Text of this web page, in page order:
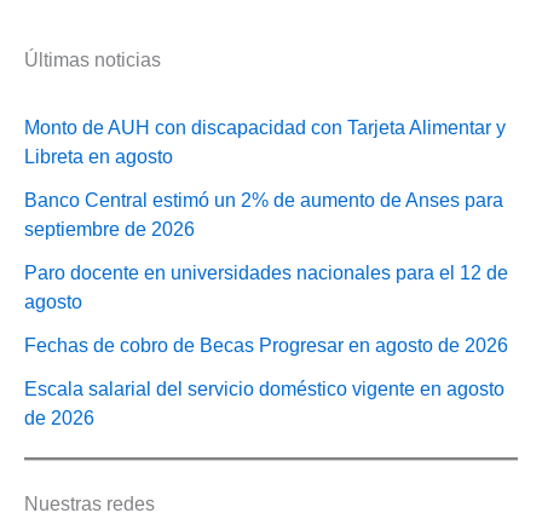
Últimas noticias
Monto de AUH con discapacidad con Tarjeta Alimentar y
Libreta en agosto
Banco Central estimó un 2% de aumento de Anses para
septiembre de 2026
Paro docente en universidades nacionales para el 12 de
agosto
Fechas de cobro de Becas Progresar en agosto de 2026
Escala salarial del servicio doméstico vigente en agosto
de 2026
Nuestras redes